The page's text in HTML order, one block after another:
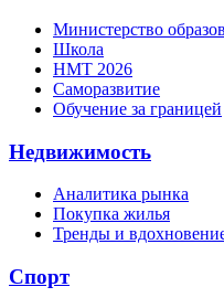
Министерство
Школа
НМТ 2026
Саморазвитие
Обучение за границей
Недвижимость
Аналитика рынка
Покупка жилья
Тренды и
Спорт